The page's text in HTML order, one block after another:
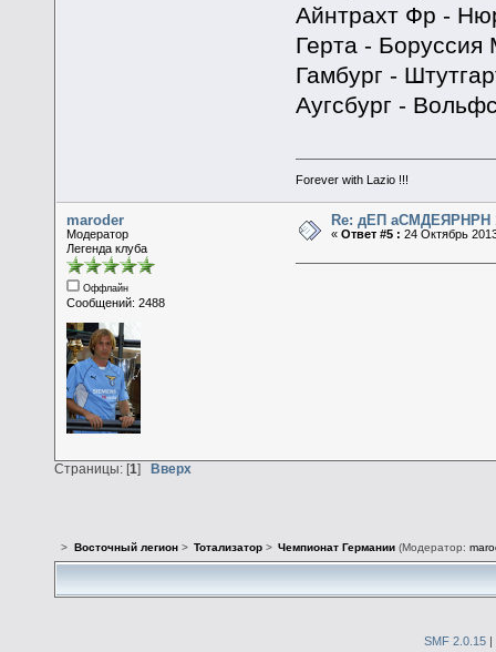
Айнтрахт Фр -
Герта - Боруссия
Гамбург -
Аугсбург -
Forever with Lazio !!!
maroder
Модератор
Легенда клуба
Оффлайн
Сообщений: 2488
Re: дЕП аСМДЕЯРНРН
«Ответ #5 : 24 Октябрь
Страницы: [1] Вверх
> Восточный легион> Тотализатор> Чемпионат Германии(Модератор:
SMF 2.0.15 |